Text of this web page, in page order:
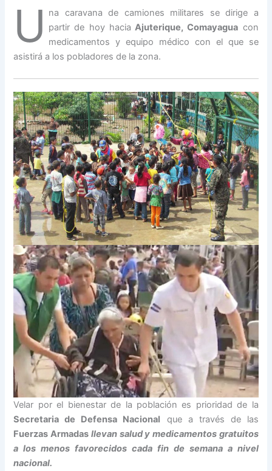
U
na caravana de camiones militares se dirige a
partir de hoy hacia Ajuterique, Comayagua con
medicamentos y equipo médico con el que se
asistirá a los pobladores de la zona.
Velar por el bienestar de la población es prioridad de la
Secretaria de Defensa Nacional que a través de las
Fuerzas Armadas llevan salud y medicamentos gratuitos
a los menos favorecidos cada fin de semana a nivel
nacional.